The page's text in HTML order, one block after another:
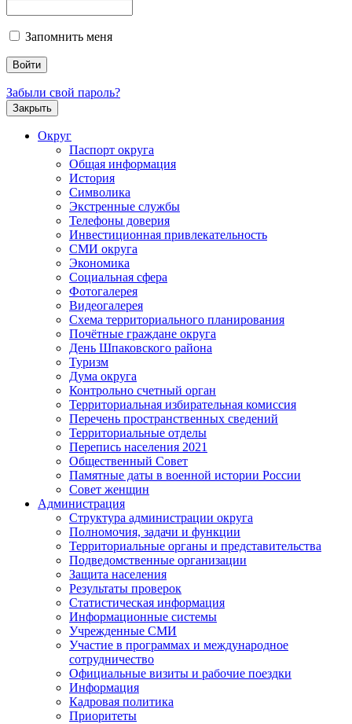
Запомнить меня
Забыли свой пароль?
Закрыть
Округ
Паспорт округа
Общая информация
История
Символика
Экстренные службы
Телефоны доверия
Инвестиционная привлекательность
СМИ округа
Экономика
Социальная сфера
Фотогалерея
Видеогалерея
Схема территориального планирования
Почётные граждане округа
День Шпаковского района
Туризм
Дума округа
Контрольно счетный орган
Территориальная избирательная комиссия
Перечень пространственных сведений
Территориальные отделы
Перепись населения 2021
Общественный Совет
Памятные даты в военной истории России
Совет женщин
Администрация
Структура администрации округа
Полномочия, задачи и функции
Территориальные органы и представительства
Подведомственные организации
Защита населения
Результаты проверок
Статистическая информация
Информационные системы
Учрежденные СМИ
Участие в программах и международное
сотрудничество
Официальные визиты и рабочие поездки
Информация
Кадровая политика
Приоритеты